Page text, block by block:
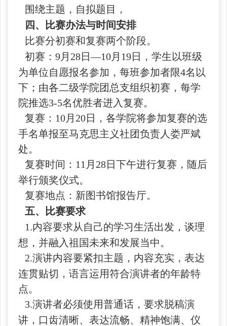
围绕主题，自拟题目，
四、比赛办法与时间安排
比赛分初赛和复赛两个阶段。
初赛：9月28日—10月19日，学生以班级
为单位自愿报名参加，每班参加者限4名以
下；由各二级学院团总支组织初赛，每学
院推选3-5名优胜者进入复赛。
复赛：10月20日，各学院将参加复赛的选
手名单报至马克思主义社团负责人娄严斌
处。
复赛时间：11月28日下午进行复赛，随后
举行颁奖仪式。
复赛地点：新图书馆报告厅。
五、比赛要求
1.内容要求从自己的学习生活出发，谈理
想，并融入祖国未来和发展当中。
2.演讲内容要紧扣主题，内容充实，表达
连贯贴切，语言运用符合演讲者的年龄特
点。
3.演讲者必须使用普通话，要求脱稿演
讲，口齿清晰、表达流畅、精神饱满、仪